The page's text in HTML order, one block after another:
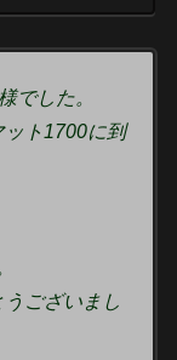
でした。
ット1700に到
ございまし